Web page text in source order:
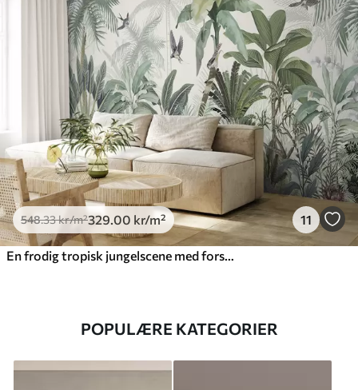
548.33kr/m²329 .00 kr/m² 11
POPULÆRE KATEGORIER